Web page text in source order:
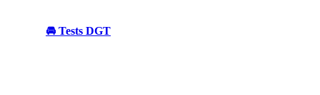
🚘 Tests DGT